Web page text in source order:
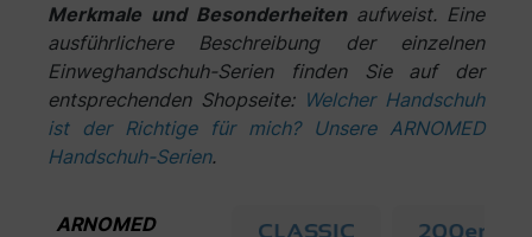
Merkmale und Besonderheitenaufweist. Eine
ausführlichere Beschreibung der einzelnen
Einweghandschuh-Serien finden Sie auf der
entsprechenden Shopseite: Welcher Handschuh
ist der Richtige für mich? Unsere ARNOMED
Handschuh-Serien.
ARNOMED